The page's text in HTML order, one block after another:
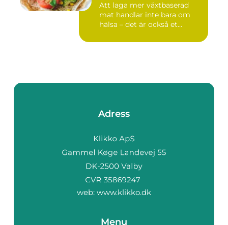
Att laga mer växtbaserad
mat handlar inte bara om
hälsa – det är också et...
Adress
web: www.klikko.dk
Menu